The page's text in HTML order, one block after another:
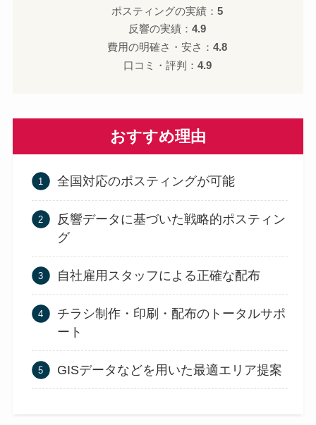
ポスティングの実績：5
反響の実績：4.9
費用の明確さ・安さ：4.8
口コミ・評判： 4.9
おすすめ理由
全国対応のポスティングが可能
反響データに基づいた戦略的ポスティン
グ
自社雇用スタッフによる正確な配布
チラシ制作・印刷・配布のトータルサポ
ート
GISデータなどを用いた最適エリア提案